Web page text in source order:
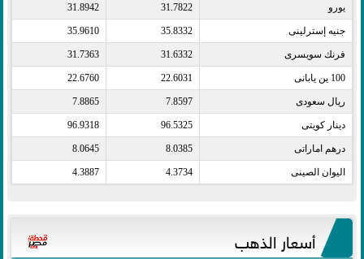
يورو​ 31.7822
31.8942
جنيه إسترلينى​ 35.8332
35.9610
فرنك سويسرى​ 31.6332
31.7363
100 ين يابانى​ 22.6031
22.6760
ريال سعودى​ 7.8597
7.8865
دينار كويتى​ 96.5325
96.9318
درهم اماراتى​ 8.0385
8.0645
اليوان الصينى​ 4.3734
4.3887
أسعار الذهب